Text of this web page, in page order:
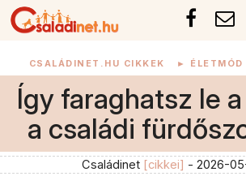
CSALÁDINET.HU CIKKEK ► ÉLETMÓD
Így faraghatsz le
a családi
Családinet [cikkei] - 2026-